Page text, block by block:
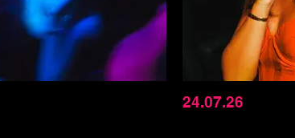
24.07.26